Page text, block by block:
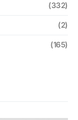
(332)
(2)
(165)